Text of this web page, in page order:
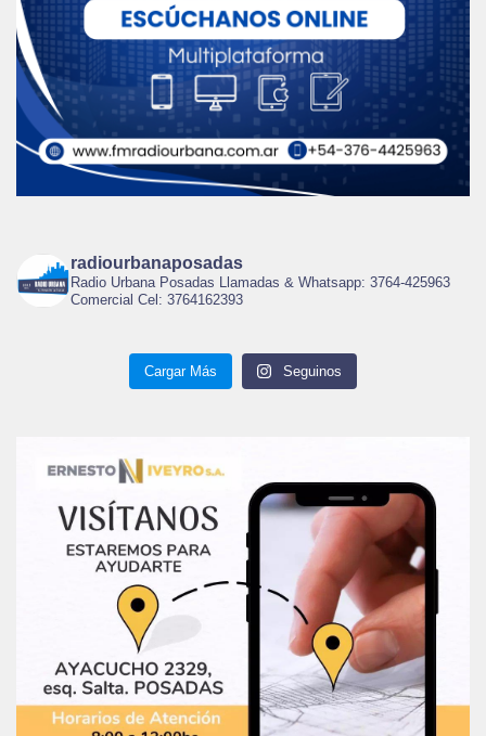
radiourbanaposadas
Radio Urbana Posadas Llamadas & Whatsapp: 3764-425963
Comercial Cel: 3764162393
Cargar Más Seguinos